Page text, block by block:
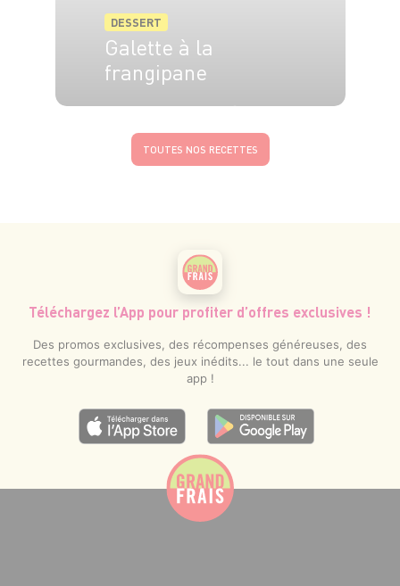
DESSERT
Galette à la
frangipane
TOUTES NOS RECETTES
Téléchargez l’App pour profiter d’offres exclusives !
Des promos exclusives, des récompenses généreuses, des
recettes gourmandes, des jeux inédits... le tout dans une seule
app !